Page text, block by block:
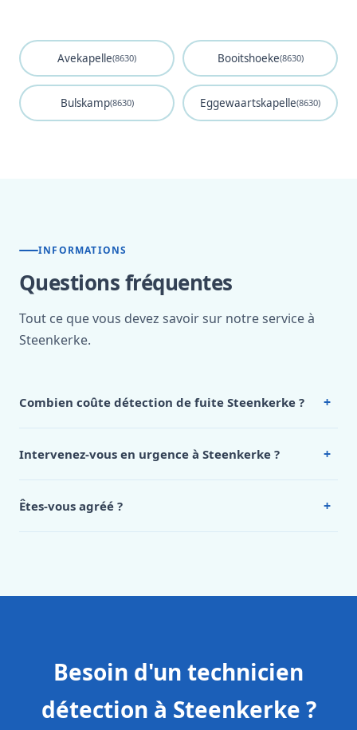
Avekapelle(8630) Booitshoeke(8630)
Bulskamp(8630) Eggewaartskapelle(8630)
INFORMATIONS
Questions fréquentes
Tout ce que vous devez savoir sur notre service à
Steenkerke.
Combien coûte détection de fuite Steenkerke ? +
Steenkerke, appelez le 0472 53 24 26.
Intervenez-vous en urgence à Steenkerke ? +
Êtes-vous agréé ? +
Besoin d'un technicien
détection à Steenkerke ?